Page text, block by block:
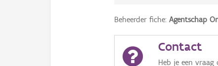
Beheerder fiche:Agentschap
Contact
Heb je een